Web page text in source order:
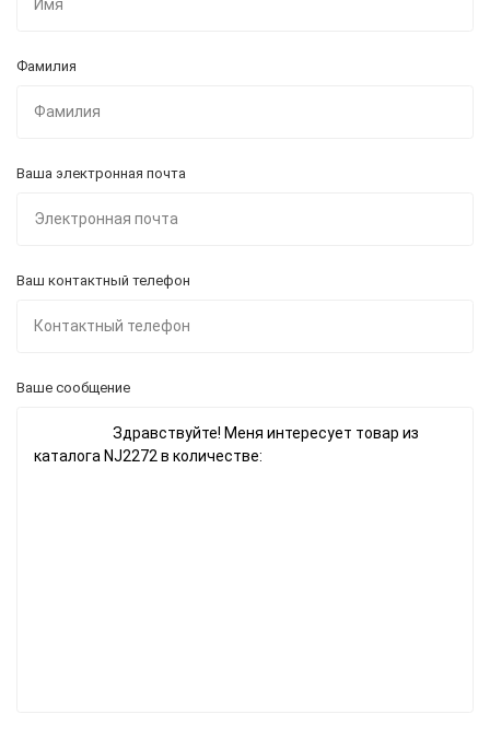
Фамилия
Ваша электронная почта
Ваш контактный телефон
Ваше сообщение